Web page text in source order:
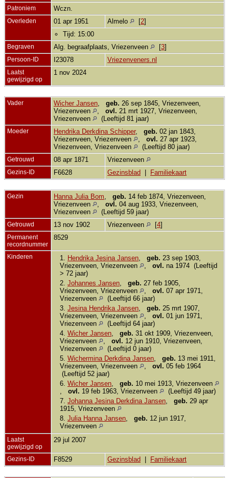
Patroniem Wczn.
Overleden 01 apr 1951 Almelo [2]
Tijd: 15:00
Begraven Alg. begraafplaats, Vriezenveen [3]
Persoon-ID I23078 Vriezenveners.nl
Laatst
gewijzigd op
1 nov 2024
Vader Wicher Jansen geb. 26 sep 1845, Vriezenveen,
Vriezenveen
ovl. 21 mrt 1927, Vriezenveen,
Vriezenveen
(Leeftijd 81 jaar)
Moeder Hendrika Derkdina Schipper, geb. 02 jan 1843,
Vriezenveen, Vriezenveen
ovl. 27 apr 1923,
Vriezenveen, Vriezenveen
(Leeftijd 80 jaar)
Getrouwd 08 apr 1871 Vriezenveen
Gezins-ID F6628 Gezinsblad Familiekaart
Gezin Hanna Julia Bom geb. 14 feb 1874, Vriezenveen,
Vriezenveen
ovl. 04 aug 1933, Vriezenveen,
Vriezenveen
(Leeftijd 59 jaar)
Getrouwd 13 nov 1902 Vriezenveen [4]
Permanent
recordnummer
8529
Kinderen 1. Hendrika Jesina Jansen geb. 23 sep 1903,
Vriezenveen, Vriezenveen
ovl. na 1974 (Leeftijd
> 72 jaar)
2. Johannes Jansen geb. 27 feb 1905,
Vriezenveen, Vriezenveen
ovl. 07 apr 1971,
Vriezenveen
(Leeftijd 66 jaar)
3. Jesina Hendrika Jansen geb. 25 mrt 1907,
Vriezenveen, Vriezenveen
ovl. 01 jun 1971,
Vriezenveen
(Leeftijd 64 jaar)
4. Wicher Jansen geb. 31 okt 1909, Vriezenveen,
Vriezenveen
ovl. 12 jun 1910, Vriezenveen,
Vriezenveen
(Leeftijd 0 jaar)
5. Wichermina Derkdina Jansen geb. 13 mei 1911,
Vriezenveen, Vriezenveen
ovl. 05 feb 1964
(Leeftijd 52 jaar)
6. Wicher Jansen geb. 10 mei 1913, Vriezenveen
ovl. 19 feb 1963, Vriezenveen
(Leeftijd 49 jaar)
7. Johanna Jesina Derkdina Jansen geb. 29 apr
1915, Vriezenveen
8. Julia Hanna Jansen geb. 12 jun 1917,
Vriezenveen
Laatst
gewijzigd op
29 jul 2007
Gezins-ID F8529 Gezinsblad Familiekaart